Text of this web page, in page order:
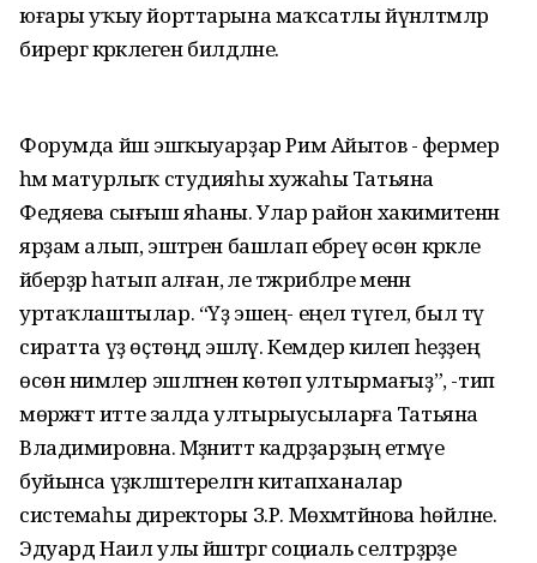
юғары уҡыу йорттарына маҡсатлы йүнәлтмәләр
бирергә кәрәклеген билдәләне.
Форумда йәш эшҡыуарҙар Рим Айытов - фермер
һәм матурлыҡ студияһы хужаһы Татьяна
Федяева сығыш яһаны. Улар район хакимиәтенән
ярҙам алып, эштәрен башлап ебәреү өсөн кәрәкле
әйберҙәр һатып алған, әле тәжрибәләре менән
уртаҡлаштылар. “Үҙ эшең- еңел түгел, был тәү
сиратта үҙ өҫтөңдә эшләү. Кемдер килеп һеҙҙең
өсөн нимәлер эшләгәнен көтөп ултырмағыҙ”, -тип
мөрәжәғәт итте залда ултырыусыларға Татьяна
Владимировна. Мәҙәниәттә кадрҙарҙың етмәүе
буйынса үҙәкләштерелгән китапханалар
системаһы директоры З.Р. Мөхәмәтйәнова һөйләне.
Эдуард Наил улы йәштәргә социаль селтәрҙәрҙе